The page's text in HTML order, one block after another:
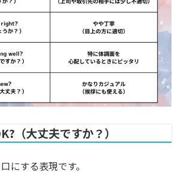
（大丈夫ですか？）
にする表現です。